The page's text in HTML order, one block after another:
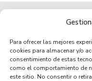
Para ofrecer las mejores
cookies para almacenar y/o
consentimiento de estas
como el comportamiento de
este sitio. No consentir o